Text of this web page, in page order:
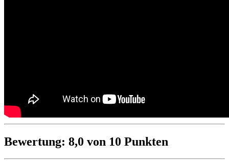
Bewertung: 8,0 von 10 Punkten